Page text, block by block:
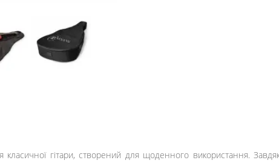
гітари, створений для щоденного використання.